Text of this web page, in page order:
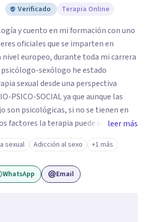
Verificado
Terapia Online
y cuento en mi formación con uno
oficiales que se imparten en
europeo, durante toda mi carrera
sexólogo he estado
sexual desde una perspectiva
PSICO-SOCIAL ya que aunque las
son psicológicas, si no se tienen en
factores la terapia puede no
visión demasiado simplista,
otros factores que pueden
considerando cada caso como
eyaculación precoz y la falta de
leer más
sexual Adicción al sexo +1 más
WhatsApp Email